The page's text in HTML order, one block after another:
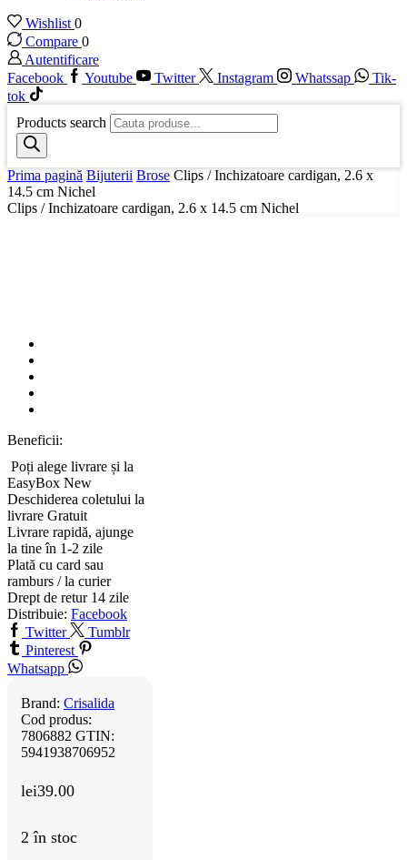
Wishlist 0
Compare 0
Autentificare
Facebook
Youtube Twitter Instagram Whatssap
Tik-
tok
Products search
Prima pagină Bijuterii Brose Clips / Inchizatoare cardigan, 2.6 x
14.5 cm Nichel
Clips / Inchizatoare cardigan, 2.6 x 14.5 cm Nichel
Beneficii:
Poți alege livrare și la
EasyBox New
Deschiderea coletului la
livrare Gratuit
Livrare rapidă, ajunge
la tine în 1-2 zile
Plată cu card sau
ramburs / la curier
Drept de retur 14 zile
Distribuie: Facebook
Twitter
Tumblr
Pinterest
Whatsapp
Brand: Crisalida
Cod produs:
7806882 GTIN:
5941938706952
lei39.00
2 în stoc